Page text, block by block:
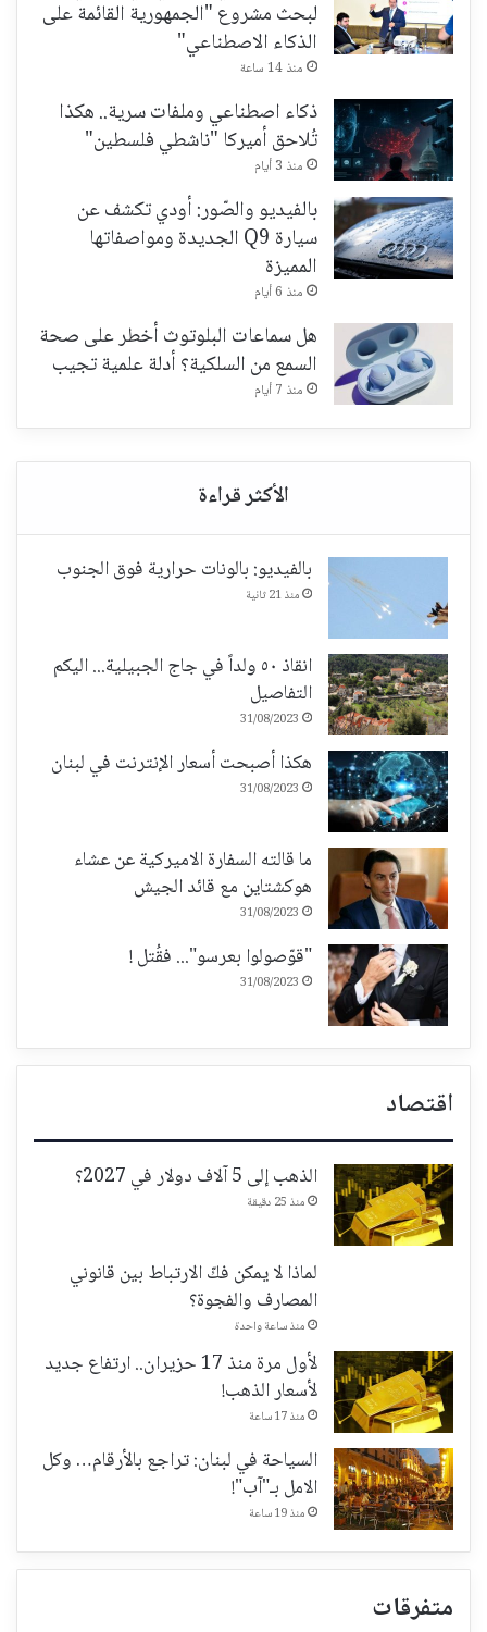
لبحث مشروع "الجمهورية القائمة على
الذكاء الاصطناعي"
منذ 14 ساعة
ذكاء اصطناعي وملفات سرية.. هكذا
تُلاحق أميركا "ناشطي فلسطين"
منذ 3 أيام
بالفيديو والصّور: أودي تكشف عن
سيارة Q9 الجديدة ومواصفاتها
المميزة
منذ 6 أيام
هل سماعات البلوتوث أخطر على صحة
السمع من السلكية؟ أدلة علمية تجيب
منذ 7 أيام
بالفيديو: بالونات حرارية فوق الجنوب
منذ 21 ثانية
انقاذ ٥٠ ولداً في جاج الجبيلية... اليكم
التفاصيل
31/08/2023
هكذا أصبحت أسعار الإنترنت في لبنان
31/08/2023
ما قالته السفارة الاميركية عن عشاء
هوكشتاين مع قائد الجيش
31/08/2023
"قوّصولوا بعرسو"... فقُتل !
31/08/2023
اقتصاد
الذهب إلى 5 آلاف دولار في 2027؟
منذ 25 دقيقة
لماذا لا يمكن فكّ الارتباط بين قانوني
المصارف والفجوة؟
منذ ساعة واحدة
لأول مرة منذ 17 حزيران.. ارتفاع جديد
لأسعار الذهب!
منذ 17 ساعة
السياحة في لبنان: تراجع بالأرقام… وكل
الامل بـ"آب"!
منذ 19 ساعة
متفرقات